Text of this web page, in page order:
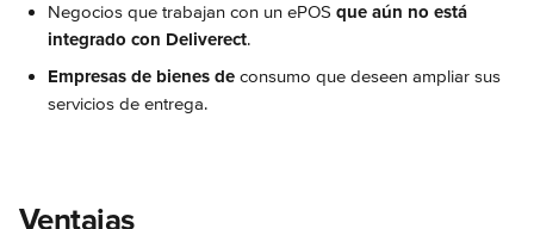
Negocios que trabajan con un ePOS que aún no está
integrado con Deliverect.
Empresas de bienes de consumo que deseen ampliar sus
servicios de entrega.
Ventajas